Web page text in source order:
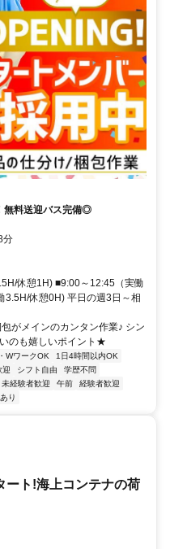
無料送迎バス完備◎
分
休憩1H) ■9:00～12:45（実働
休憩0H) 平日の週3日～相
がメインのカンタン作業♪ シン
のも嬉しいポイント★
WワークOK
1日4時間以内OK
迎 シフト自由
学歴不問
未経験者歓迎 午前
経験者歓迎
り
ート!海上コンテナの荷